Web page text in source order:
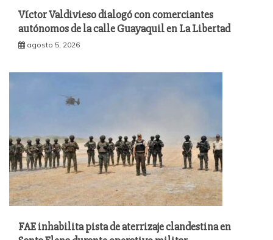
Víctor Valdivieso dialogó con comerciantes
autónomos de la calle Guayaquil en La Libertad
agosto 5, 2026
FAE inhabilita pista de aterrizaje clandestina en